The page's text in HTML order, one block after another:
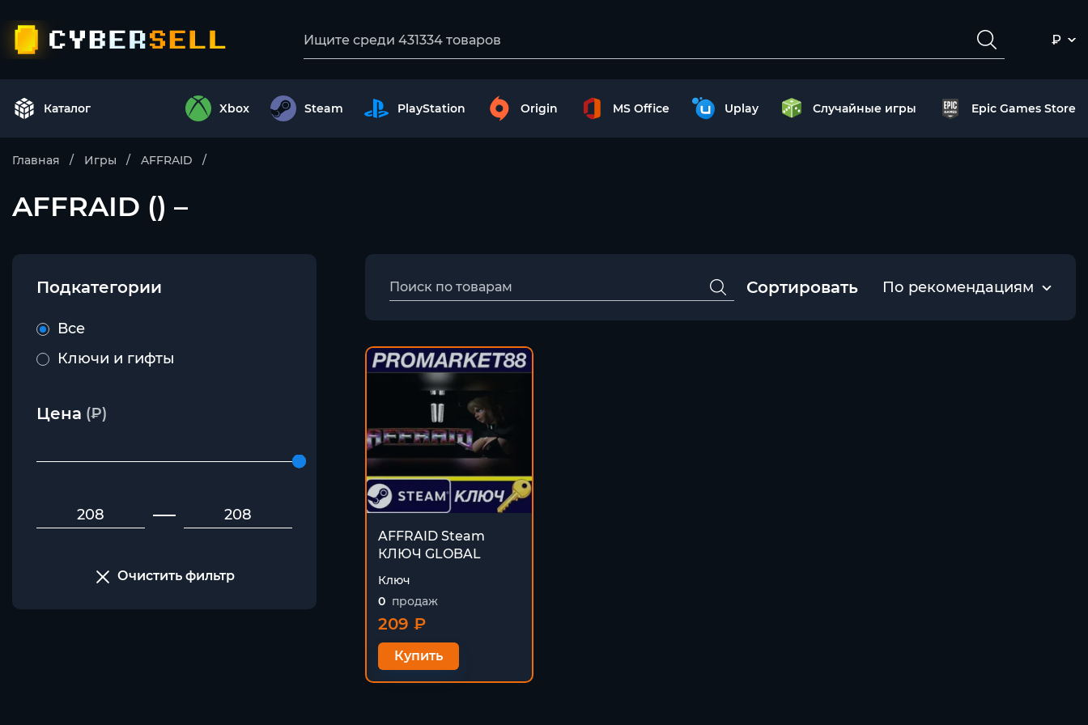
₽
Каталог Xbox Steam PlayStation Origin MS Office Uplay Случайные игры Epic Games Store
Главная Игры AFFRAID
AFFRAID () –
Подкатегории
Все
Ключи и гифты
Цена (₽)
Очистить фильтр
Сортировать По рекомендациям
AFFRAID Steam
КЛЮЧ GLOBAL
Ключ
0 продаж
209 ₽
Купить